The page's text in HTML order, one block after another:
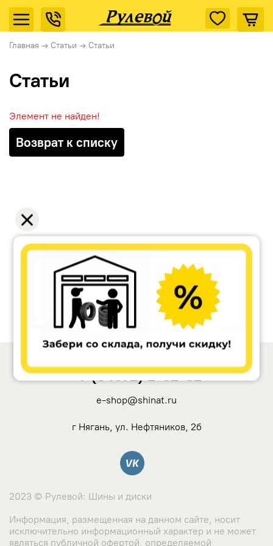
Главная → Статьи → Статьи
Статьи
Элемент не найден!
Возврат к списку
+7 (34672) 2-62-32
e-shop@shinat.ru
г Нягань, ул. Нефтяников, 2б
Вконтакте
2023 © Рулевой: Шины и диски
Информация, размещенная на данном сайте, носит
исключительно информационный характер и не может
являться публичной офертой, определяемой